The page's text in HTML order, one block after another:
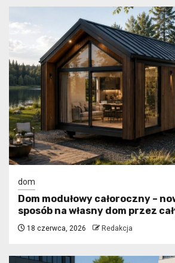
dom
Dom modułowy całoroczny –
sposób na własny dom przez
18 czerwca, 2026 Redakcja